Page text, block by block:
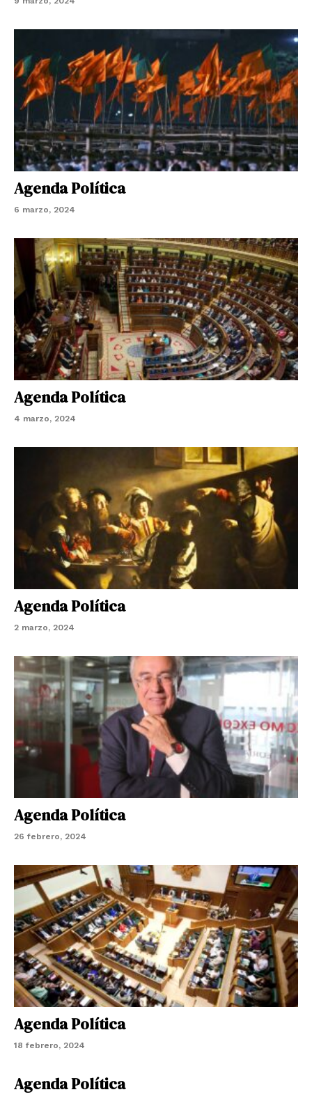
Agenda Política
6 marzo, 2024
Agenda Política
4 marzo, 2024
Agenda Política
2 marzo, 2024
Agenda Política
26 febrero, 2024
Agenda Política
18 febrero, 2024
Agenda Política